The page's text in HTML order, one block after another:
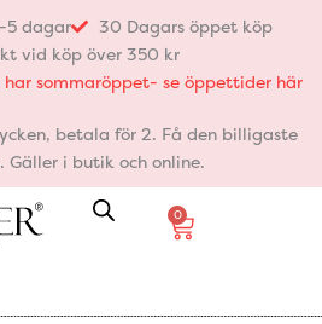
5 dagar
30 Dagars öppet köp
vid köp över 350 kr
sommaröppet- se öppettider här
betala för 2. Få den billigaste
Gäller i butik och online.
0
Varukorg